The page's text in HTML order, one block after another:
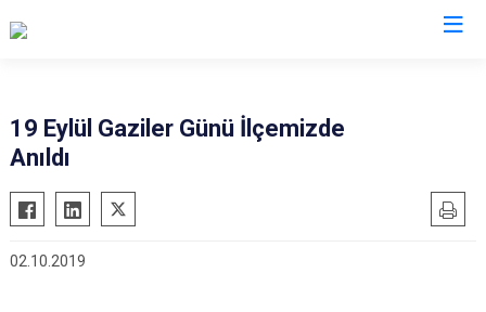
Akçaabat
Araklı
Beşikdüzü
19 Eylül Gaziler Günü İlçemizde
Anıldı
02.10.2019